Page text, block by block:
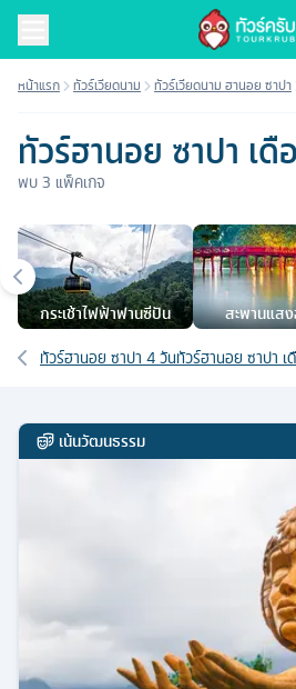
หน้าแรก ทัวร์เวียดนาม ทัวร์เวียดนาม ฮานอย ซาปา
ทัวร์ฮานอย ซาปา เ
พบ3 แพ็คเกจ
เมืองยอดนิยม
กระเช้าไฟฟ้าฟานซีปัน สะพานแส
เส้นทางที่เกี่ยวข้อง
ทัวร์ฮานอย ซาปา 4 วันทัวร์ฮานอย ซาปา
เน้นวัฒนธรรม